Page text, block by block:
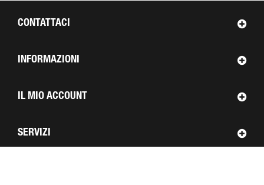
CONTATTACI
INFORMAZIONI
IL MIO ACCOUNT
SERVIZI